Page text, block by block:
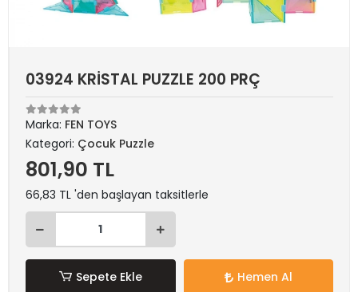
03924 KRİSTAL PUZZLE 200 PRÇ
Marka: FEN TOYS
Kategori: Çocuk Puzzle
801,90 TL
66,83 TL 'den başlayan taksitlerle
Sepete Ekle Hemen Al